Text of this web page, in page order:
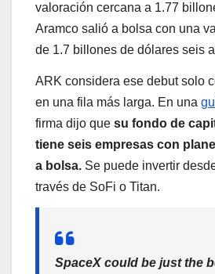
valoración cercana a 1.77
Aramco salió a bolsa con una
de 1.7 billones de dólares seis
ARK considera ese debut solo
en una fila más larga. En una
firma dijo que su fondo de
tiene seis empresas con
a bolsa. Se puede invertir
través de SoFi o Titan.
SpaceX could be just the